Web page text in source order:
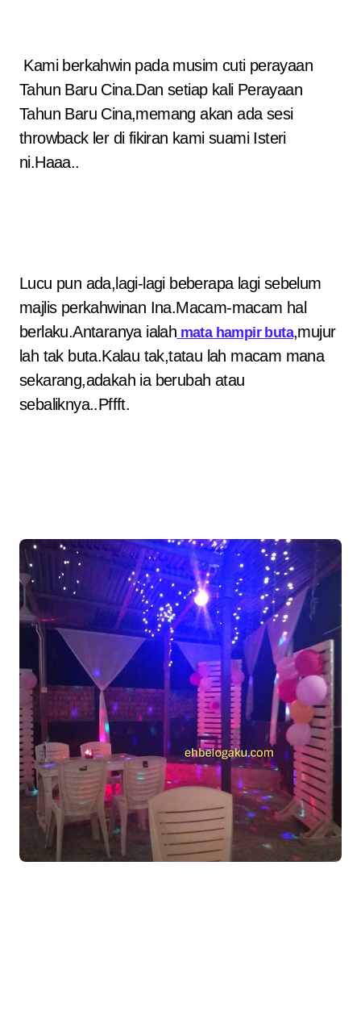
Kami berkahwin pada musim cuti perayaan
Tahun Baru Cina.Dan setiap kali Perayaan
Tahun Baru Cina,memang akan ada sesi
throwback ler di fikiran kami suami Isteri
ni.Haaa..
Lucu pun ada,lagi-lagi beberapa lagi sebelum
majlis perkahwinan Ina.Macam-macam hal
berlaku.Antaranya ialah mata hampir buta,mujur
lah tak buta.Kalau tak,tatau lah macam mana
sekarang,adakah ia berubah atau
sebaliknya..Pffft.